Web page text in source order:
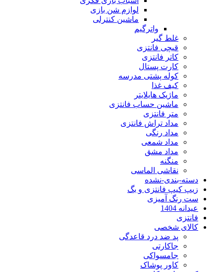
لوازم شن بازی
ماشین کنترلی
قیچی فانتزی
کاتر فانتزی
کارت پستال
کوله پشتی مدرسه
ماژیک هایلایتر
ماشین حساب فانتزی
متر فانتزی
مداد تراش فانتزی
مداد رنگی
مداد شمعی
مداد مشق
نقاشی الماسی
بندی-نشده
فانتزی و بگ
آمیزی
شخصی
پد ضد درد قاعدگی
جامسواکی
کاور پوشاک